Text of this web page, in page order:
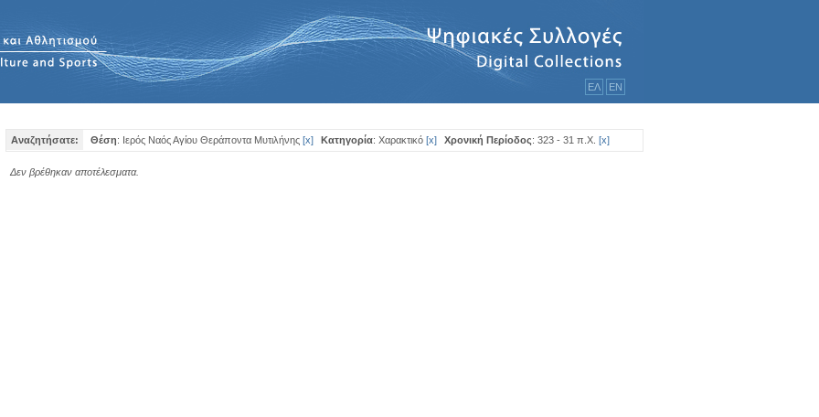
ΕΛ ΕΝ
Αναζητήσατε: Θέση: Ιερός Ναός Αγίου Θεράποντα Μυτιλήνης [x] Κατηγορία: Χαρακτικό [x] Χρονική Περίοδος: 323 - 31 π.Χ. [x]
Δεν βρέθηκαν αποτέλεσματα.